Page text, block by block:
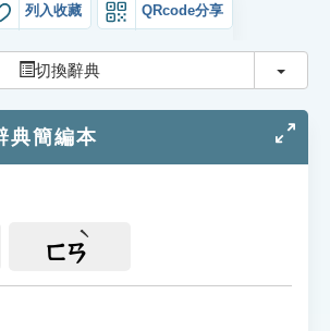
列入收藏 QRcode分享
切換辭典 切換
典簡編本
ㄈㄢ